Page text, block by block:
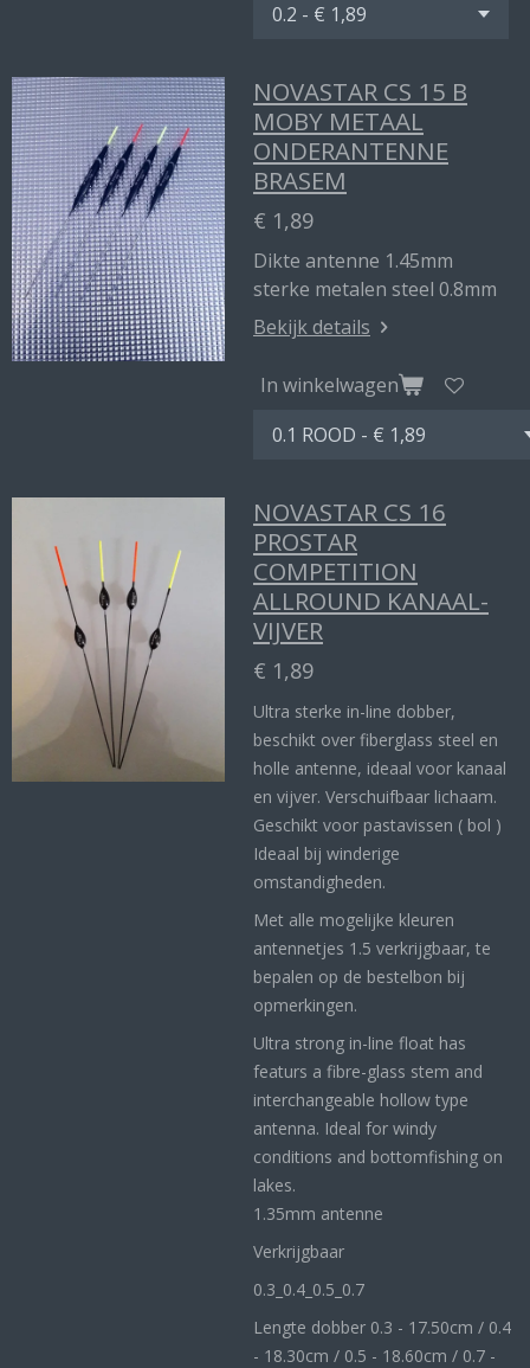
NOVASTAR CS 15 B
MOBY METAAL
ONDERANTENNE
BRASEM
€ 1,89
Dikte antenne 1.45mm
sterke metalen steel 0.8mm
Bekijk details
In winkelwagen
NOVASTAR CS 16
PROSTAR
COMPETITION
ALLROUND KANAAL-
VIJVER
€ 1,89
Ultra sterke in-line dobber,
beschikt over fiberglass steel en
holle antenne, ideaal voor kanaal
en vijver. Verschuifbaar lichaam.
Geschikt voor pastavissen ( bol )
Ideaal bij winderige
omstandigheden.
Met alle mogelijke kleuren
antennetjes 1.5 verkrijgbaar, te
bepalen op de bestelbon bij
opmerkingen.
Ultra strong in-line float has
featurs a fibre-glass stem and
interchangeable hollow type
antenna. Ideal for windy
conditions and bottomfishing on
lakes.
1.35mm antenne
Verkrijgbaar
0.3_ 0.4_ 0.5_0.7
Lengte dobber 0.3 - 17.50cm / 0.4
- 18.30cm / 0.5 - 18.60cm / 0.7 -